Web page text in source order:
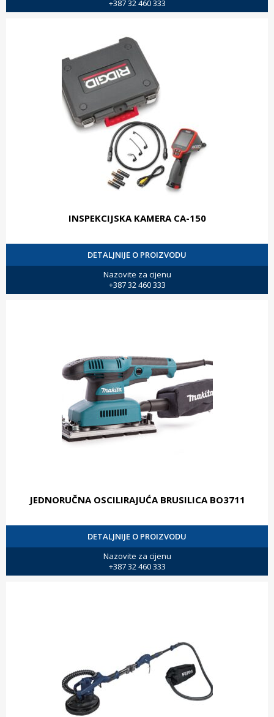
+387 32 460 333
INSPEKCIJSKA KAMERA CA-150
DETALJNIJE O PROIZVODU
Nazovite za cijenu
+387 32 460 333
JEDNORUČNA OSCILIRAJUĆA BRUSILICA BO3711
DETALJNIJE O PROIZVODU
Nazovite za cijenu
+387 32 460 333